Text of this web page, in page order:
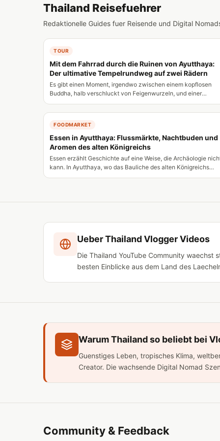
Thailand Reisefuehrer
Redaktionelle Guides fuer Reisende und Digital
TOUR
Mit dem Fahrrad durch die Ruinen von Ayutthaya:
Der ultimative Tempelrundweg auf zwei Rädern
Es gibt einen Moment, irgendwo zwischen einem kopflosen
Buddha, halb verschluckt von Feigenwurzeln, und einer
Flussbiegung, an der ein Longtail-Boot an einem verfallenen
Prang vorbeischießt, in dem man begreift: Diese Stadt lässt
eine der mächtigsten Städte Asiens, Millionenmetropole des
siebzehnten Jahrhunderts, Schrecken europäischer Kaufleute
und Bewunderung ihrer Botschafter — existiert heute als
weitläufiges Trümmerfeld inmitten einer lebendigen modernen
Stadt. Die Tempel sind über eine von Flüssen umgebene Insel
verstreut, und das Fahrrad ist nicht nur das praktischste,
FOODMARKET
Essen in Ayutthaya: Flussmärkte, Nachtbuden und
Aromen des alten Königreichs
Essen erzählt Geschichte auf eine Weise, die Archäologie
kann. In Ayutthaya, wo das Bauliche des alten Königreichs
großteils Ruinen sind, tragen die Küchentraditionen die
ihren Rosenwasser-Konfekt. Chinesische Kaufleute ließen
die sich in einem eigenen Stadtviertel niederließen,
heutigen Straßenküche. Die Küche Ayutthayas ist die
zentralthailändische Küche in ihrer historisch geschichtetsten
Form: reicher an chinesischem Einfluss als der Süden,
als der Norden, und von einer Flussigkeit geprägt, die aus
Streifzug durch Ayutthayas Essenswelt ist deshalb auch eine
Ueber Thailand Vlogger Videos
Die Thailand YouTube Community
besten Einblicke aus dem Land des
Warum Thailand so beliebt bei
Guenstiges Leben, tropisches Klima,
Creator. Die wachsende Digital Nomad
Community & Feedback